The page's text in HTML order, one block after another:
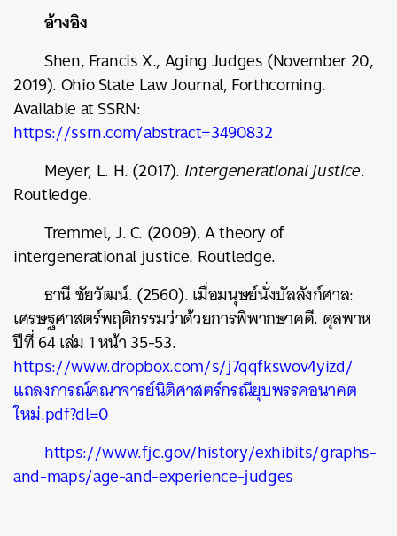
อ้างอิง
Shen, Francis X., Aging Judges (November 20,
2019). Ohio State Law Journal, Forthcoming.
Available at SSRN:
https://ssrn.com/abstract=3490832
Meyer, L. H. (2017). Intergenerational justice.
Routledge.
Tremmel, J. C. (2009). A theory of
intergenerational justice. Routledge.
ธานีชัยวัฒน์. (2560).เมื่อมนุษย์นั่งบัลลังก์ศาล:
เศรษฐศาสตร์พฤติกรรมว่าด้วยการพิพากษาคดี. ดุลพาห
ปีที่64เล่ม1หน้า35-53.
https://www.dropbox.com/s/j7qqfkswov4yizd/
แถลงการณ์คณาจารย์นิติศาสตร์กรณียุบพรรคอนาคต
ใหม่.pdf?dl=0
https://www.fjc.gov/history/exhibits/graphs-
and-maps/age-and-experience-judges